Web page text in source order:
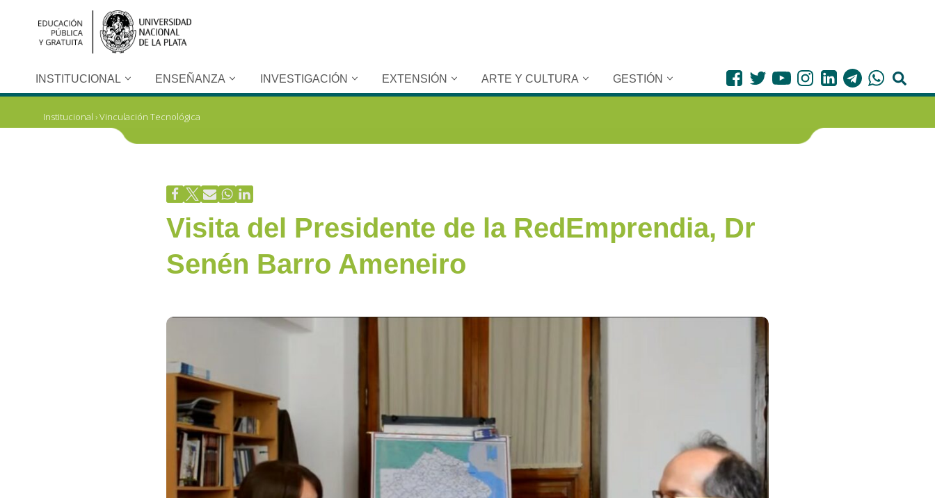
contenidoINSTITUCIONAL ENSEÑANZA INVESTIGACIÓN EXTENSIÓN ARTE Y CULTURA GESTIÓN
Institucional ›Vinculación Tecnológica
Visita del Presidente de la RedEmprendia, Dr
Senén Barro Ameneiro